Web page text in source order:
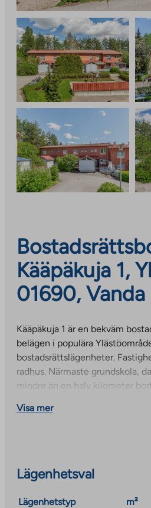
Kääpäkuja 1,
01690, Vanda
Kääpäkuja 1 är en bekväm
belägen i populära
bostadsrättslägenheter.
radhus. Närmaste grundskola,
mindre än en halv kilometer
Visa mer
Lägenhetsval
Lägenhetstyp m²